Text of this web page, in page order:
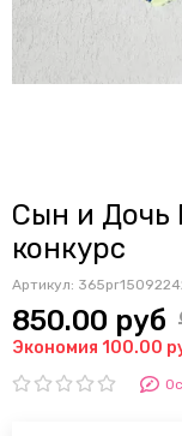
Сын и Дочь
конкурс
Артикул:
850.00 руб
Экономия 100.00